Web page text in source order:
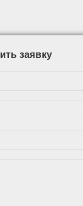
заявку